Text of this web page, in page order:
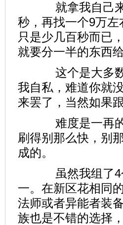
就拿我自己来
秒，再找一个9万
只是少几百秒而已
就要分一半的东西
这个是大多数
我自私，难道你就
来罢了，当然如果
难度是一再的
刷得别那么快，别
成的。
虽然我组了4
一。在新区花相同
法师或者异能者装
族也是不错的选择